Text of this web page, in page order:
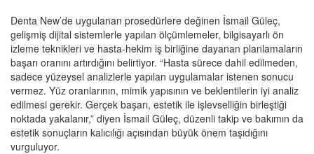
Denta New’de uygulanan prosedürlere değinen İsmail Güleç,
gelişmiş dijital sistemlerle yapılan ölçümlemeler, bilgisayarlı ön
izleme teknikleri ve hasta-hekim iş birliğine dayanan planlamaların
başarı oranını artırdığını belirtiyor. “Hasta sürece dahil edilmeden,
sadece yüzeysel analizlerle yapılan uygulamalar istenen sonucu
vermez. Yüz oranlarının, mimik yapısının ve beklentilerin iyi analiz
edilmesi gerekir. Gerçek başarı, estetik ile işlevselliğin birleştiği
noktada yakalanır,” diyen İsmail Güleç, düzenli takip ve bakımın da
estetik sonuçların kalıcılığı açısından büyük önem taşıdığını
vurguluyor.